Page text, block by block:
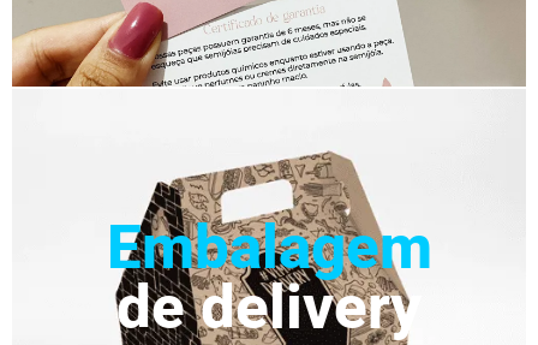
Embalagem
de delivery